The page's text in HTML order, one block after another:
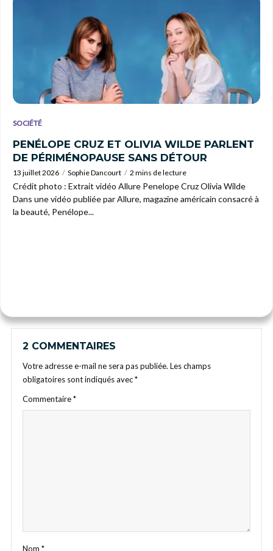
SOCIÉTÉ
PENÉLOPE CRUZ ET OLIVIA WILDE PARLENT
DE PÉRIMÉNOPAUSE SANS DÉTOUR
13 juillet 2026 Sophie Dancourt 2 mins de lecture
Crédit photo : Extrait vidéo Allure Penelope Cruz Olivia Wilde
Dans une vidéo publiée par Allure, magazine américain consacré à
la beauté, Penélope...
2 COMMENTAIRES
Votre adresse e-mail ne sera pas publiée. Les champs
obligatoires sont indiqués avec*
Commentaire*
Nom *